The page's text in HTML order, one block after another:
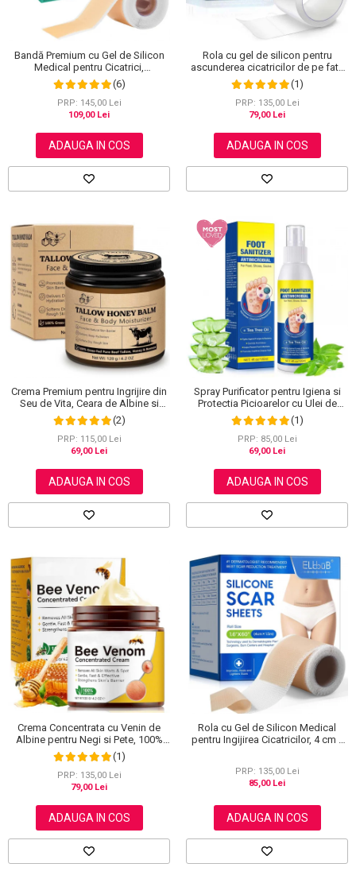
Bandă Premium cu Gel de Silicon
Medical pentru Cicatrici,
Reutilizabilă, NOVA KISS®, 4 cm x
1.5 m
(6)
PRP: 145,00 Lei
109,00 Lei
ADAUGA IN COS
Rola cu gel de silicon pentru
ascunderea cicatricilor de pe fata
sau corp, plasture reutilizabil, 2.5
cm x 1.5 m, Elaimei
(1)
PRP: 135,00 Lei
79,00 Lei
ADAUGA IN COS
Crema Premium pentru Ingrijire din
Seu de Vita, Ceara de Albine si
Miere, 100% Naturala, NOVA
KISS®, 120 g
(2)
PRP: 115,00 Lei
69,00 Lei
ADAUGA IN COS
Spray Purificator pentru Igiena si
Protectia Picioarelor cu Ulei de
Arbore de Ceai, 120 ml
(1)
PRP: 85,00 Lei
69,00 Lei
ADAUGA IN COS
Crema Concentrata cu Venin de
Albine pentru Negi si Pete, 100%
Naturala, 120 g
(1)
PRP: 135,00 Lei
79,00 Lei
ADAUGA IN COS
Rola cu Gel de Silicon Medical
pentru Ingijirea Cicatricilor, 4 cm x
PRP: 135,00 Lei
85,00 Lei
ADAUGA IN COS